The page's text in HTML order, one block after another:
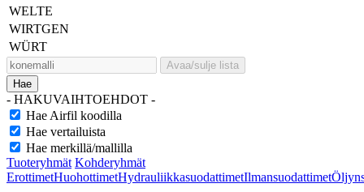
WELTE
WIRTGEN
WÜRT
Avaa/sulje lista
Hae
- HAKUVAIHTOEHDOT -
Hae Airfil koodilla
Hae vertailuista
Hae merkillä/mallilla
Tuoteryhmät Kohderyhmät
ErottimetHuohottimetHydrauliikkasuodattimetIlmansuodattimet